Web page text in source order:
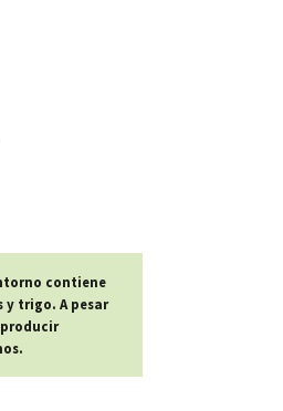
contiene
y trigo. A pesar